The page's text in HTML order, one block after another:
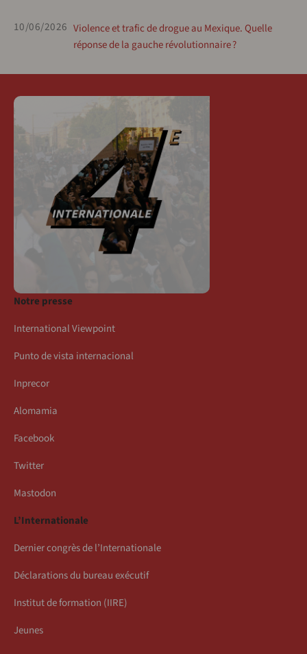
10/06/2026 Violence et trafic de drogue au Mexique. Quelle
réponse de la gauche révolutionnaire ?
Notre presse
International Viewpoint
Punto de vista internacional
Inprecor
Alomamia
Facebook
Twitter
Mastodon
L’Internationale
Dernier congrès de l’Internationale
Déclarations du bureau exécutif
Institut de formation (IIRE)
Jeunes